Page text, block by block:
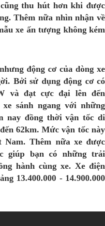
thu hút hơn khi được
Thêm nữa nhìn nhận về
xe ấn tượng không kém
động cơ của dòng xe
Bởi sử dụng động cơ có
và đạt cực đại lên đến
sánh ngang với những
nay đồng thời vận tốc di
62km. Mức vận tốc này
Thêm nữa xe được
giúp bạn có những trải
hành cùng xe. Xe điện
13.400.000 - 14.900.000